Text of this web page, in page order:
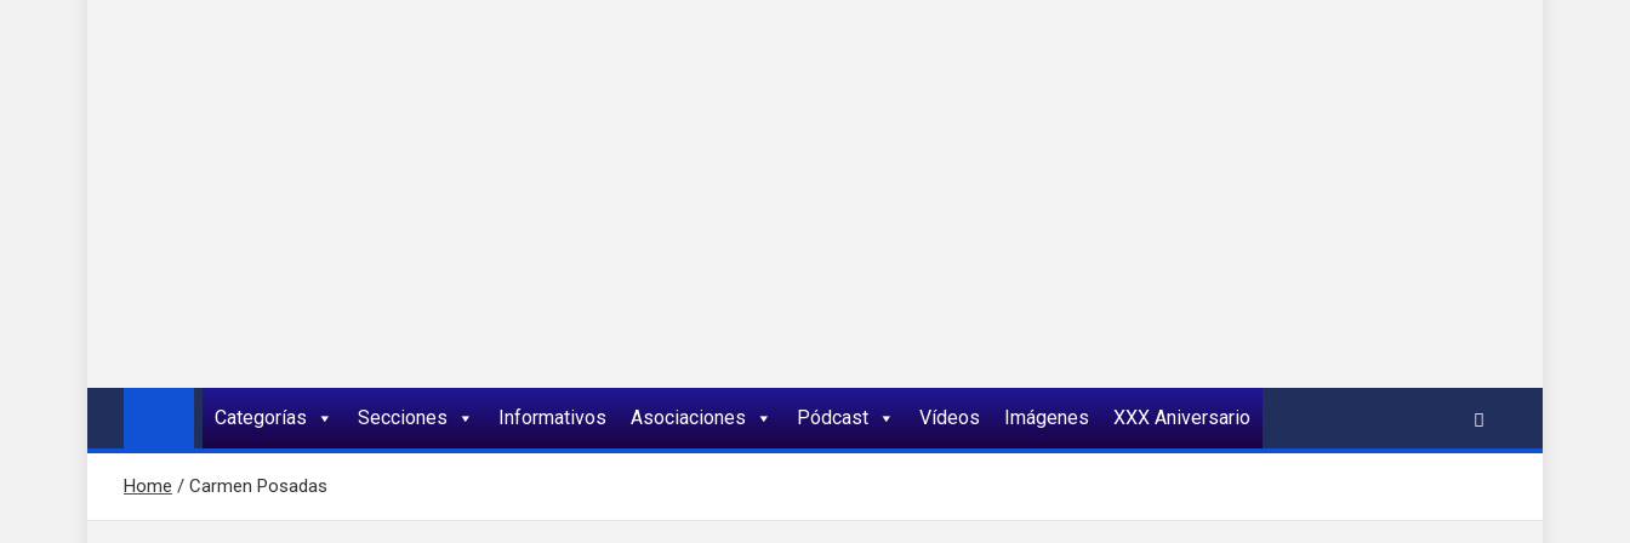
Categorías Secciones Informativos Asociaciones Pódcast Vídeos Imágenes XXX Aniversario
Home Carmen Posadas